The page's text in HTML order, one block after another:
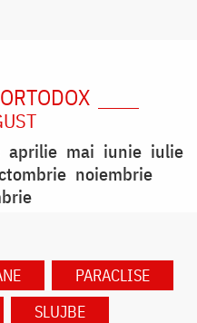
aprilie mai iunie iulie
noiembrie
PARACLISE
SLUJBE